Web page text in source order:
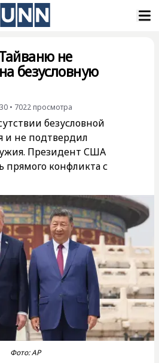
не
безусловную
• 7022 просмотра
безусловной
и не подтвердил
Президент США
прямого конфликта с
Фото: АР